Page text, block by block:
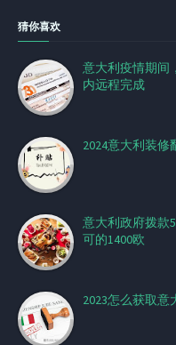
猜你喜欢
意大利疫情期间
内远程完成
2024意大利装修
意大利政府拨款
可的1400欧
2023怎么获取意